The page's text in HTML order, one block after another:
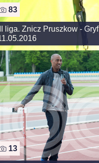
83
liga. Znicz Pruszkow - Gryf
13